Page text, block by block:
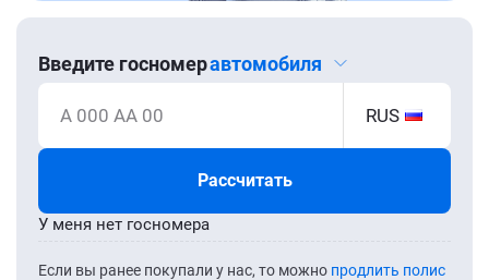
Введите госномеравтомобиля
А 000 АА 00 RUS
Рассчитать
Если вы ранее покупали у нас, то можно продлить полис
У меня нет госномера